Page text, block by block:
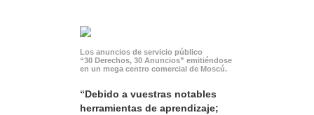
Los anuncios de servicio público
“30 Derechos, 30 Anuncios” emitiéndose
en un mega centro comercial de Moscú.
“Debido a vuestras notables
herramientas de aprendizaje;